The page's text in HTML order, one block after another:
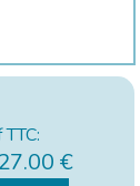
TTC:
€